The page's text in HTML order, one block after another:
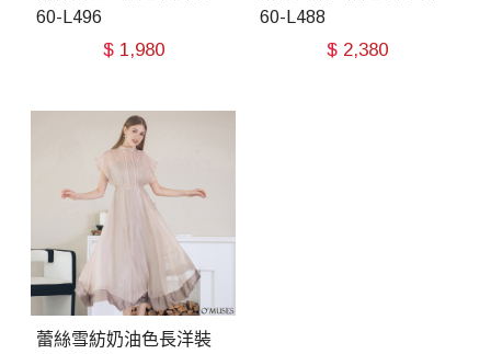
60-L496
$ 1,980
60-L488
$ 2,380
蕾絲雪紡奶油色長洋裝